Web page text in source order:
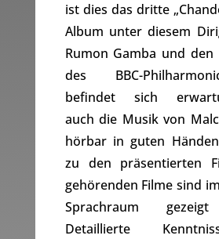
ist dies das dritte
Album unter diesem
Rumon Gamba und den
des BBC-
befindet sich
auch die Musik von
hörbar in guten
zu den präsentierten
gehörenden Filme sind
Sprachraum
Detaillierte